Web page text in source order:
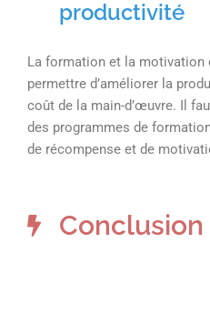
productivité
La formation et la motivation
permettre d’améliorer la
coût de la main-d’œuvre. Il
des programmes de
de récompense et de
Conclusion